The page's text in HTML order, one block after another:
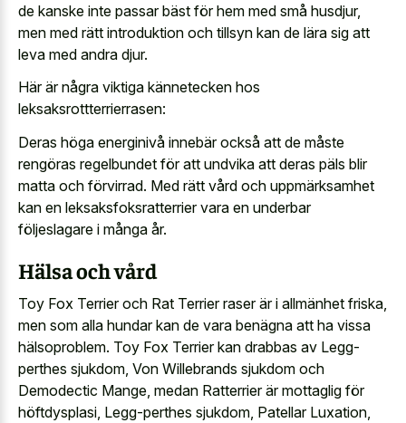
de kanske inte passar bäst för hem med små husdjur,
men med rätt introduktion och tillsyn kan de lära sig att
leva med andra djur.
Här är några viktiga kännetecken hos
leksaksrottterrierrasen:
Deras höga energinivå innebär också att de måste
rengöras regelbundet för att undvika att deras päls blir
matta och förvirrad. Med rätt vård och uppmärksamhet
kan en leksaksfoksratterrier vara en underbar
följeslagare i många år.
Hälsa och vård
Toy Fox Terrier och Rat Terrier raser är i allmänhet friska,
men som alla hundar kan de vara benägna att ha vissa
hälsoproblem. Toy Fox Terrier kan drabbas av Legg-
perthes sjukdom, Von Willebrands sjukdom och
Demodectic Mange, medan Ratterrier är mottaglig för
höftdysplasi, Legg-perthes sjukdom, Patellar Luxation,